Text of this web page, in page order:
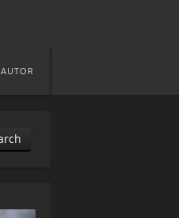
AUTOR